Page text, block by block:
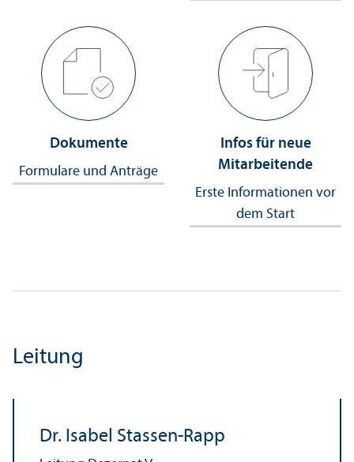
Dokumente
Formulare und Anträge
Infos für neue
Mitarbeitende
Erste Informationen vor
dem Start
Leitung
Dr. Isabel Stassen-Rapp